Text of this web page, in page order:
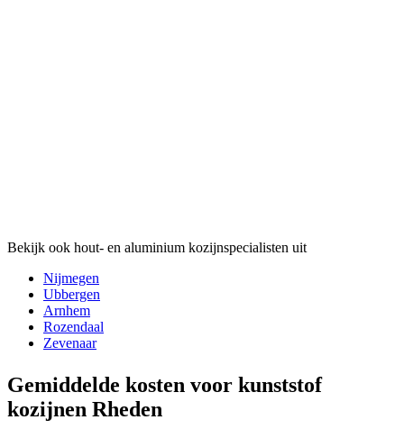
Bekijk ook hout- en aluminium kozijnspecialisten uit
Nijmegen
Ubbergen
Arnhem
Rozendaal
Zevenaar
Gemiddelde kosten voor kunststof
kozijnen Rheden